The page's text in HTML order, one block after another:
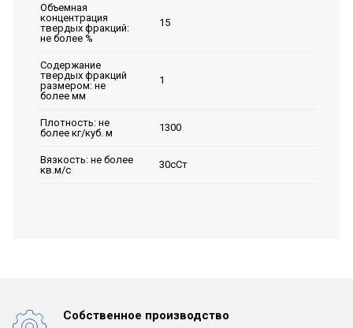
Объемная
концентрация
твердых фракций:
не более %
15
Содержание
твердых фракций
размером: не
более мм
1
Плотность: не
более кг/куб. м
1300
Вязкость: не более
кв.м/с
30сСт
Собственное производство